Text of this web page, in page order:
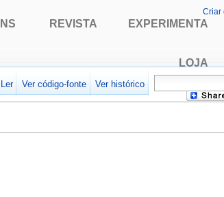
REVISTA EXPERIMENTA
LOJA
Criar
Ler Ver código-fonte Ver histórico